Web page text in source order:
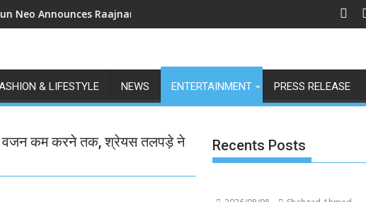
और जियोहॉटस्टार पर होगा प्रीमियर
Raajnanndini: A Powerful Story of Revenge and Love
श्री रामलीला महासंघ का रणबीर कपूर
& LIFESTYLE NEWS ENTERTAINMENT PRESS RELEASE
वजन कम करने तक, श्रेयस तलपड़े ने
Recents Posts